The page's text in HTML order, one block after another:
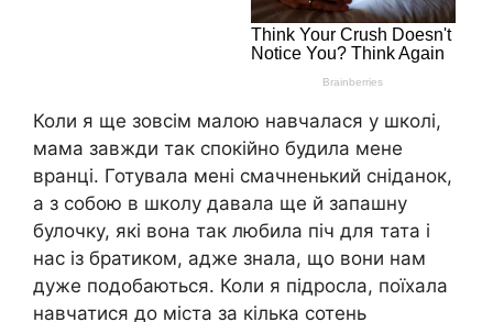
Коли я ще зовсім малою навчалася у школі,
мама завжди так спокійно будила мене
вранці. Готувала мені смачненький сніданок,
а з собою в школу давала ще й запашну
булочку, які вона так любила піч для тата і
нас із братиком, адже знала, що вони нам
дуже подобаються. Коли я підросла, поїхала
навчатися до міста за кілька сотень